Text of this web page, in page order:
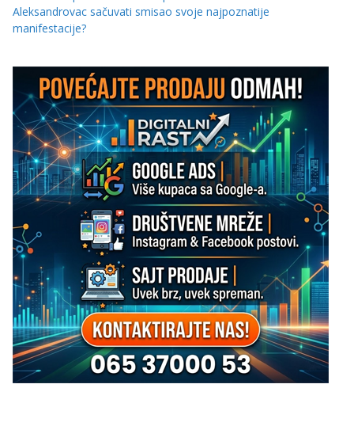
Aleksandrovac sačuvati smisao svoje najpoznatije
manifestacije?